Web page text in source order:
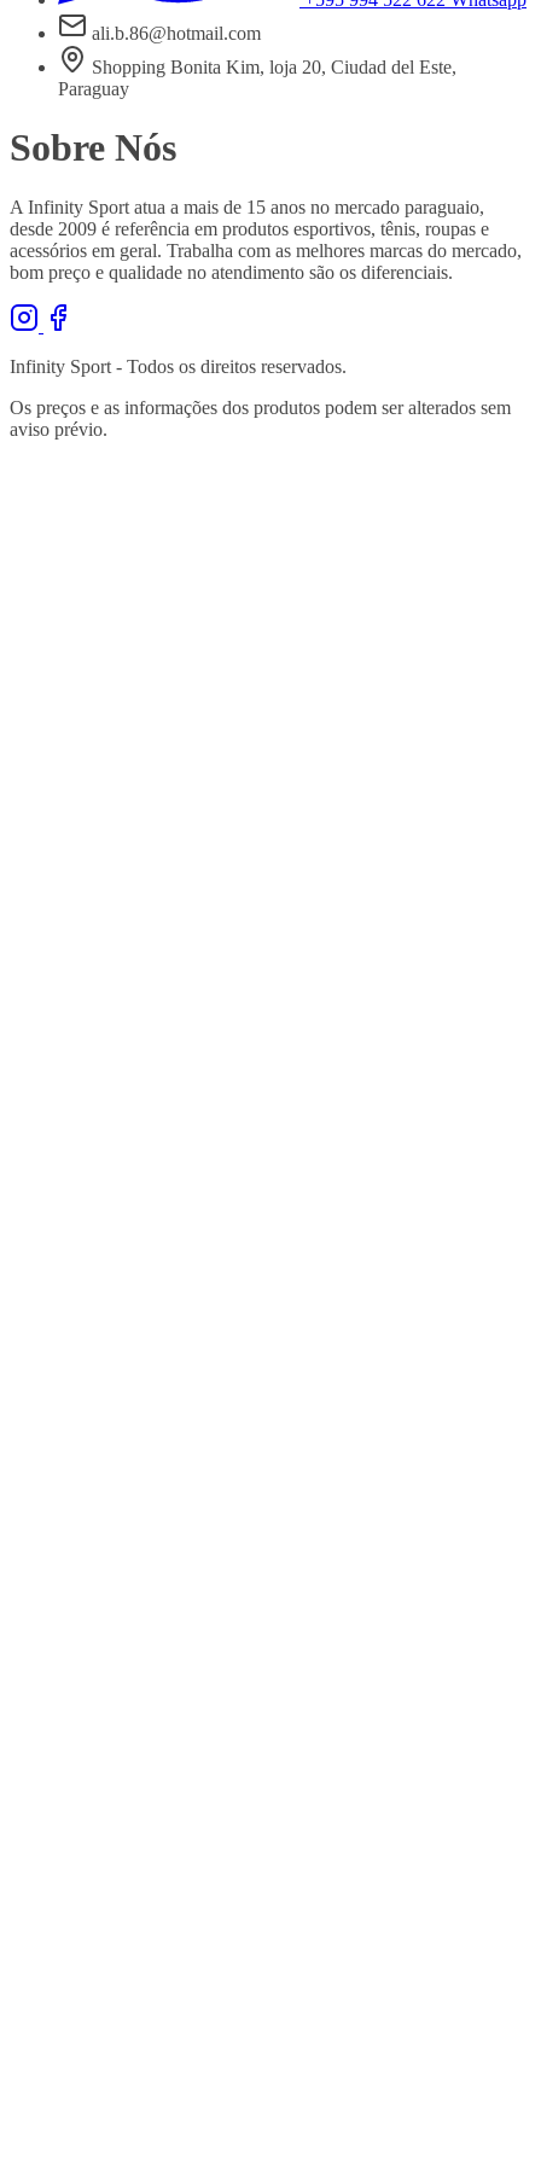
ali.b.86@hotmail.com
Shopping Bonita Kim, loja 20, Ciudad del Este,
Paraguay
Sobre Nós
A Infinity Sport atua a mais de 15 anos no mercado paraguaio,
desde 2009 é referência em produtos esportivos, tênis, roupas e
acessórios em geral. Trabalha com as melhores marcas do mercado,
bom preço e qualidade no atendimento são os diferenciais.
Infinity Sport - Todos os direitos reservados.
Os preços e as informações dos produtos podem ser alterados sem
aviso prévio.